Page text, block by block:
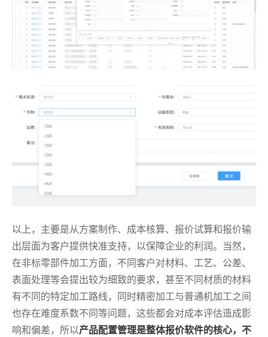
以上，主要是从方案制作、成本核算、报价试算和报价输
出层面为客户提供快准支持，以保障企业的利润。当然，
在非标零部件加工方面，不同客户对材料、工艺、公差、
表面处理等会提出较为细致的要求，甚至不同材质的材料
有不同的特定加工路线，同时精密加工与普通机加工之间
也存在难度系数不同等问题，这些都会对成本评估造成影
响和偏差，所以产品配置管理是整体报价软件的核心，不